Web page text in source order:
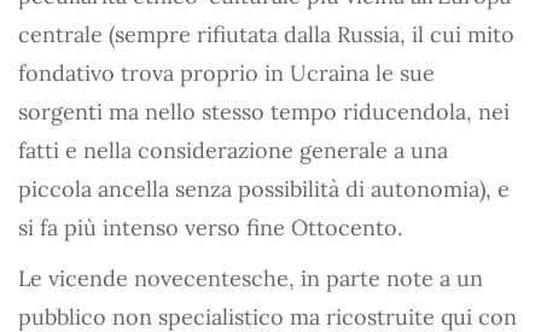
centrale (sempre rifiutata dalla Russia, il cui mito
fondativo trova proprio in Ucraina le sue
sorgenti ma nello stesso tempo riducendola, nei
fatti e nella considerazione generale a una
piccola ancella senza possibilità di autonomia), e
si fa più intenso verso fine Ottocento.
Le vicende novecentesche, in parte note a un
pubblico non specialistico ma ricostruite qui con